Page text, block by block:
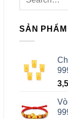
SẢN PHẨM